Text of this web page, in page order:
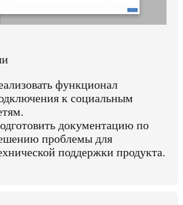
функционал
к социальным
документацию по
проблемы для
поддержки продукта.